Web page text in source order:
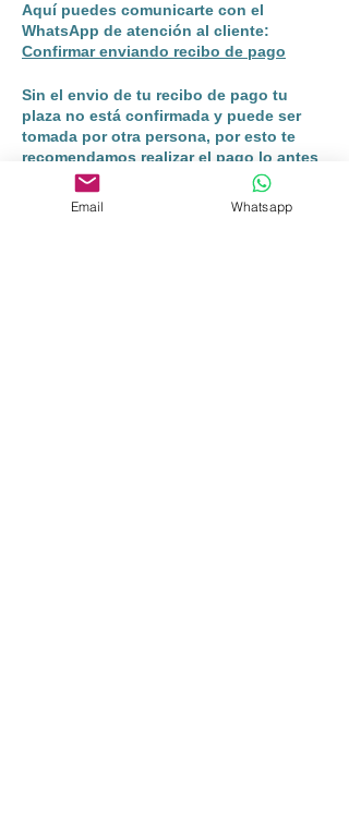
Aquí puedes comunicarte con el
WhatsApp de atención al cliente:
Confirmar enviando recibo de pago
Sin el envio de tu recibo de pago tu
plaza no está confirmada y puede ser
tomada por otra persona, por esto te
recomendamos realizar el pago lo antes
posible.
Email Whatsapp